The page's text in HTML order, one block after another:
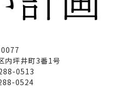
内坪井町3番1号
0513
0524